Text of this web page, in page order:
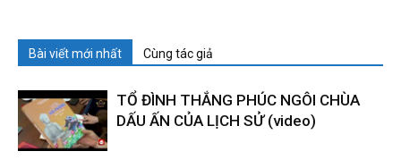
Bài viết mới nhất Cùng tác giả
TỔ ĐÌNH THẮNG PHÚC NGÔI CHÙA
DẤU ẤN CỦA LỊCH SỬ (video)